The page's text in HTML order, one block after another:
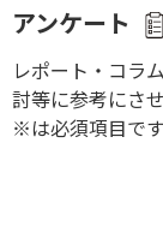
アンケート
レポート・コラ
討等に参考にさ
※は必須項目です